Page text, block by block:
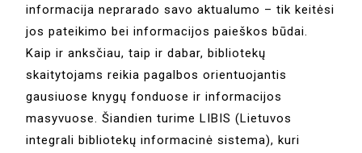
informacija neprarado savo aktualumo – tik keitėsi
jos pateikimo bei informacijos paieškos būdai.
Kaip ir anksčiau, taip ir dabar, bibliotekų
skaitytojams reikia pagalbos orientuojantis
gausiuose knygų fonduose ir informacijos
masyvuose. Šiandien turime LIBIS (Lietuvos
integrali bibliotekų informacinė sistema), kuri